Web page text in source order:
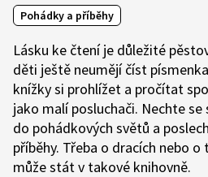
Pohádky a příběhy
Lásku ke čtení je důležité
děti ještě neumějí číst
knížky si prohlížet a pročítat
jako malí posluchači. Nechte se
do pohádkových světů a
příběhy. Třeba o dracích nebo
může stát v takové knihovně.